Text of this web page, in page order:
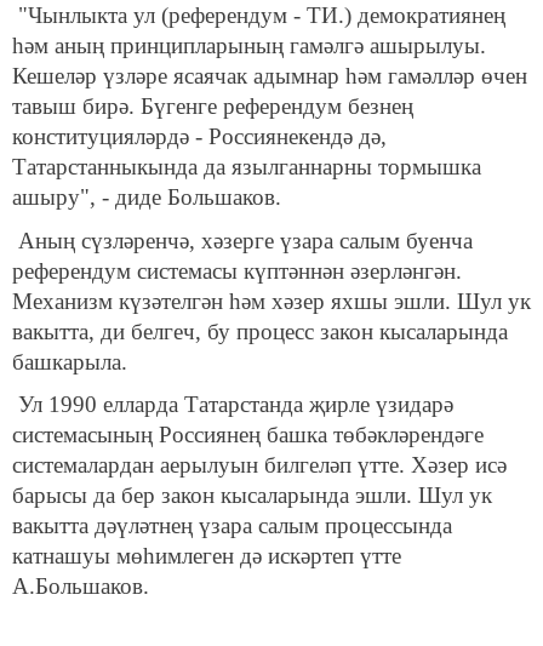
"Чынлыкта ул (референдум - ТИ.) демократиянең
һәм аның принципларының гамәлгә ашырылуы.
Кешеләр үзләре ясаячак адымнар һәм гамәлләр өчен
тавыш бирә. Бүгенге референдум безнең
конституцияләрдә - Россиянекендә дә,
Татарстанныкында да язылганнарны тормышка
ашыру", - диде Большаков.
Аның сүзләренчә, хәзерге үзара салым буенча
референдум системасы күптәннән әзерләнгән.
Механизм күзәтелгән һәм хәзер яхшы эшли. Шул ук
вакытта, ди белгеч, бу процесс закон кысаларында
башкарыла.
Ул 1990 елларда Татарстанда җирле үзидарә
системасының Россиянең башка төбәкләрендәге
системалардан аерылуын билгеләп үтте. Хәзер исә
барысы да бер закон кысаларында эшли. Шул ук
вакытта дәүләтнең үзара салым процессында
катнашуы мөһимлеген дә искәртеп үтте
А.Большаков.